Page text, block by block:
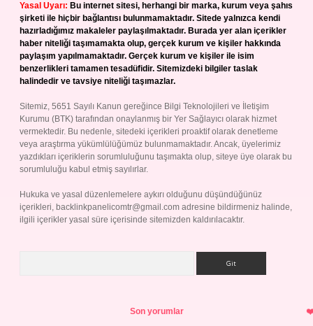
Yasal Uyarı: Bu internet sitesi, herhangi bir marka, kurum veya şahıs
şirketi ile hiçbir bağlantısı bulunmamaktadır. Sitede yalnızca kendi
hazırladığımız makaleler paylaşılmaktadır. Burada yer alan içerikler
haber niteliği taşımamakta olup, gerçek kurum ve kişiler hakkında
paylaşım yapılmamaktadır. Gerçek kurum ve kişiler ile isim
benzerlikleri tamamen tesadüfidir. Sitemizdeki bilgiler taslak
halindedir ve tavsiye niteliği taşımazlar.
Sitemiz, 5651 Sayılı Kanun gereğince Bilgi Teknolojileri ve İletişim
Kurumu (BTK) tarafından onaylanmış bir Yer Sağlayıcı olarak hizmet
vermektedir. Bu nedenle, sitedeki içerikleri proaktif olarak denetleme
veya araştırma yükümlülüğümüz bulunmamaktadır. Ancak, üyelerimiz
yazdıkları içeriklerin sorumluluğunu taşımakta olup, siteye üye olarak bu
sorumluluğu kabul etmiş sayılırlar.
Hukuka ve yasal düzenlemelere aykırı olduğunu düşündüğünüz
içerikleri, backlinkpanelicomtr@gmail.com adresine bildirmeniz halinde,
ilgili içerikler yasal süre içerisinde sitemizden kaldırılacaktır.
Son yorumlar